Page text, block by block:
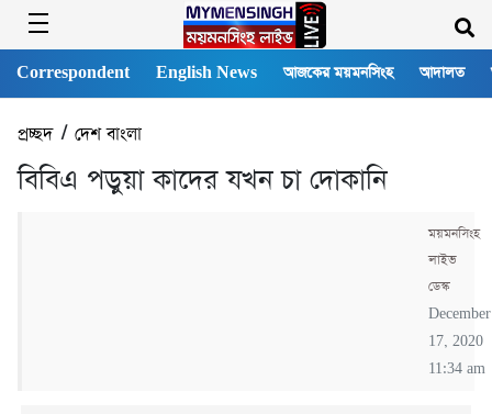
Correspondent English News আজকের ময়মনসিংহ আদালত
প্রচ্ছদ/ দেশ বাংলা
বিবিএ পড়ুয়া কাদের যখন চা দোকানি
ময়মনসিংহ
লাইভ
ডেস্ক
December
17, 2020
11:34 am